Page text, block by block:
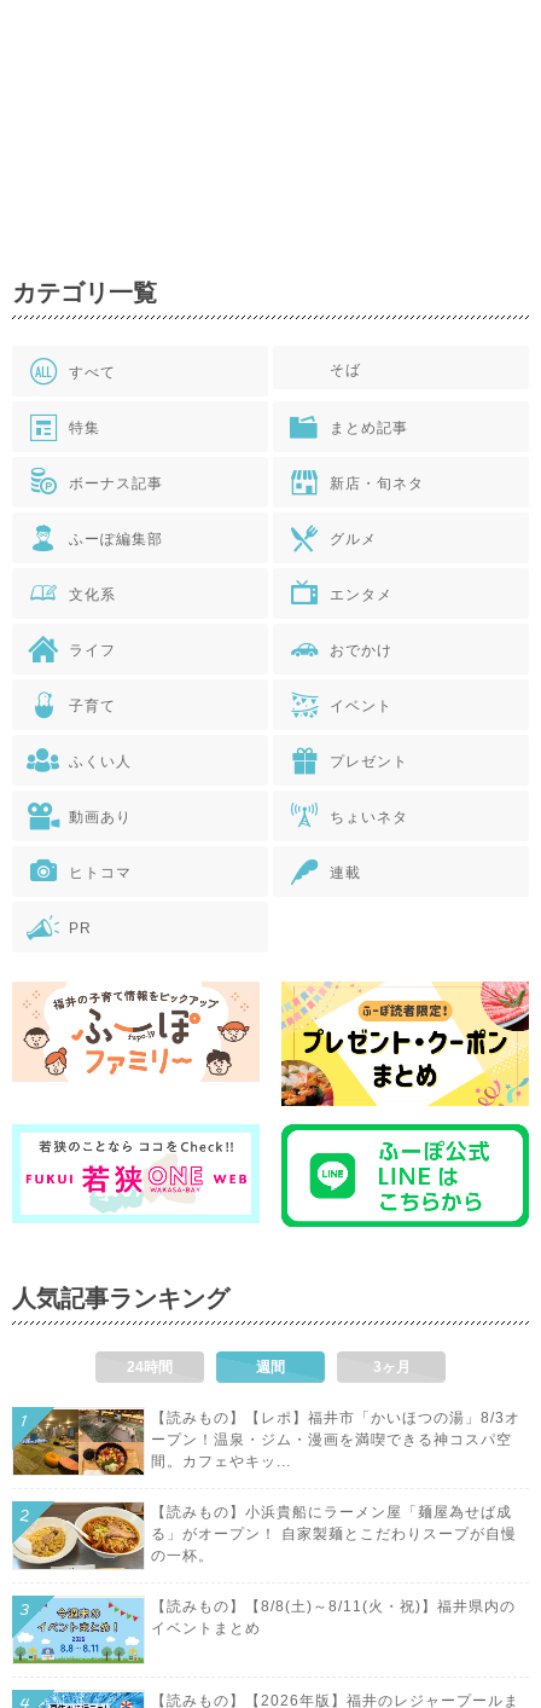
カテゴリ一覧
すべて そば
特集 まとめ記事
ボーナス記事 新店・旬ネタ
ふーぽ編集部 グルメ
文化系 エンタメ
ライフ おでかけ
子育て イベント
ふくい人 プレゼント
動画あり ちょいネタ
ヒトコマ 連載
PR
人気記事ランキング
24時間 週間 3ヶ月
【読みもの】【レポ】福井市「かいほつの湯」8/3オ
ープン！温泉・ジム・漫画を満喫できる神コスパ空
間。カフェやキッ...
【読みもの】小浜貴船にラーメン屋「麺屋為せば成
る」がオープン！ 自家製麺とこだわりスープが自慢
の一杯。
【読みもの】【8/8(土)～8/11(火・祝)】福井県内の
イベントまとめ
【読みもの】【2026年版】福井のレジャープールま